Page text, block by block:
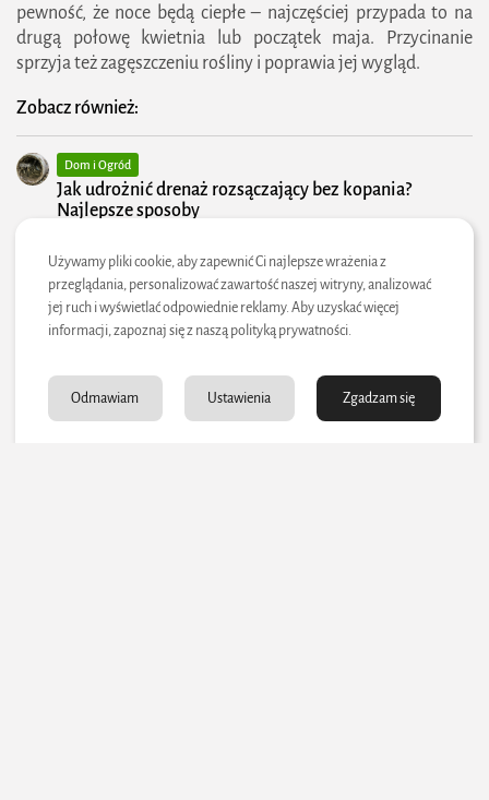
2026 zielonestrefy.pl Wszelkie prawa
zastrzeżone. Treści publikowane w serwisie są
chronione prawem autorskim.
pewność, że noce będą ciepłe – najczęściej przypada to na
drugą połowę kwietnia lub początek maja. Przycinanie
sprzyja też zagęszczeniu rośliny i poprawia jej wygląd.
Zobacz również:
Dom i Ogród
Jak udrożnić drenaż rozsączający bez kopania?
Najlepsze sposoby
Właz rewizyjny – błędy montażowe, które skracają
żywotność i jak ich uniknąć
Energetyka
Dom i Ogród
Używamy pliki cookie, aby zapewnić Ci najlepsze wrażenia z
przeglądania, personalizować zawartość naszej witryny, analizować
jej ruch i wyświetlać odpowiednie reklamy. Aby uzyskać więcej
informacji, zapoznaj się z naszą polityką prywatności.
Zgadzam się
Ustawienia
Odmawiam